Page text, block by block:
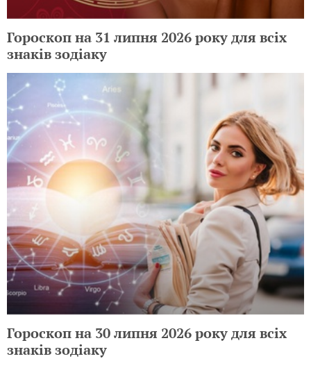
Гороскоп на 31 липня 2026 року для всіх
знаків зодіаку
Гороскоп на 30 липня 2026 року для всіх
знаків зодіаку